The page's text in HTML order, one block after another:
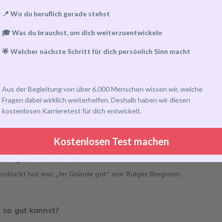
beruflichen Funktion?
Core Banking Solutions gefällt mir am Besten, dass
zu begeistern. Jetzt habe ich die Möglichkeit
sagen kannst, was wäre es?
Umfeld zu schaffen, in dem Teammitglieder ihr
und Raum für Selbstreflexion anzubieten, um gemeinsam
beindruckt hat?
hat war „Im Grunde gut“ von Rutger Bregman.
gut kannst?
📍 Wo du beruflich gerade stehst
🎓 Was du brauchst, um dich weiterzuentwickeln
🌟 Welcher nächste Schritt für dich persönlich Sinn macht
Aus der Begleitung von über 6.000 Menschen wissen wir, welche
Fragen dabei wirklich weiterhelfen. Deshalb haben wir diesen
kostenlosen Karrieretest für dich entwickelt.
Kostenlosen Test machen